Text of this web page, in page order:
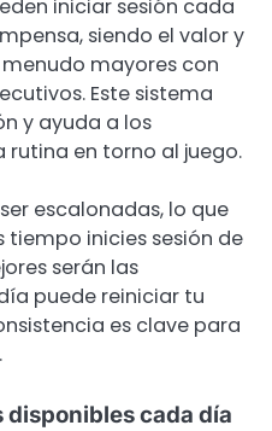
iniciar sesión cada
siendo el valor y
mayores con
Este sistema
y ayuda a los
rutina en torno al juego.
escalonadas, lo que
inicies sesión de
serán las
puede reiniciar tu
es clave para
disponibles cada día